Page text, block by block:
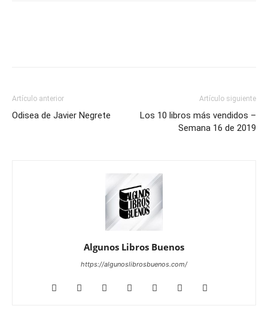
Artículo anterior
Odisea de Javier Negrete
Artículo siguiente
Los 10 libros más vendidos –
Semana 16 de 2019
Algunos Libros Buenos
https://algunoslibrosbuenos.com/